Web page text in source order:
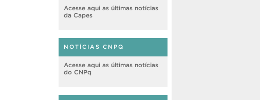
Acesse aqui as últimas notícias
da Capes
NOTÍCIAS CNPQ
Acesse aqui as últimas notícias
do CNPq